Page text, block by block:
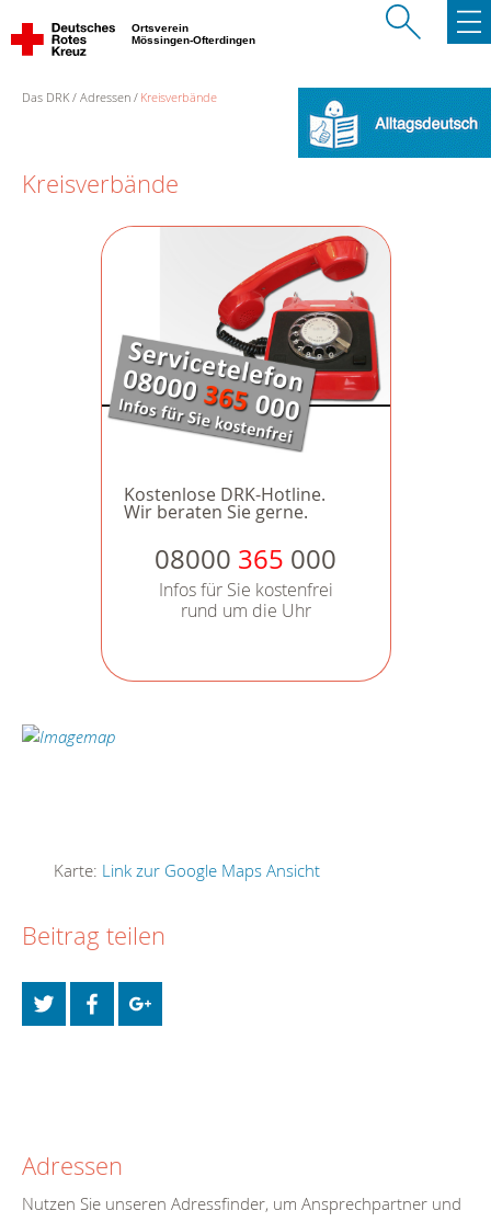
Ortsverein
Mössingen-Ofterdingen
Das DRK Adressen Kreisverbände
Kreisverbände
Kostenlose DRK-Hotline.
Wir beraten Sie gerne.
08000 365 000
Infos für Sie kostenfrei
rund um die Uhr
Karte: Link zur Google Maps Ansicht
Beitrag teilen
Adressen
Nutzen Sie unseren Adressfinder, um Ansprechpartner und